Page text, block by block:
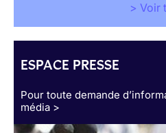
> Voir
ESPACE PRESSE
Pour toute demande
média >